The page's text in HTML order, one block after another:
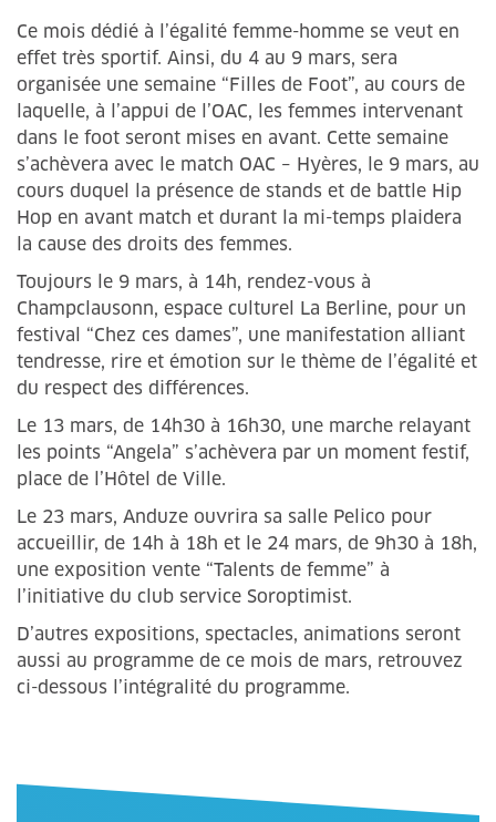
Ce mois dédié à l’égalité femme-homme se veut en
effet très sportif. Ainsi, du 4 au 9 mars, sera
organisée une semaine “Filles de Foot”, au cours de
laquelle, à l’appui de l’OAC, les femmes intervenant
dans le foot seront mises en avant. Cette semaine
s’achèvera avec le match OAC – Hyères, le 9 mars, au
cours duquel la présence de stands et de battle Hip
Hop en avant match et durant la mi-temps plaidera
la cause des droits des femmes.
Toujours le 9 mars, à 14h, rendez-vous à
Champclausonn, espace culturel La Berline, pour un
festival “Chez ces dames”, une manifestation alliant
tendresse, rire et émotion sur le thème de l’égalité et
du respect des différences.
Le 13 mars, de 14h30 à 16h30, une marche relayant
les points “Angela” s’achèvera par un moment festif,
place de l’Hôtel de Ville.
Le 23 mars, Anduze ouvrira sa salle Pelico pour
accueillir, de 14h à 18h et le 24 mars, de 9h30 à 18h,
une exposition vente “Talents de femme” à
l’initiative du club service Soroptimist.
D’autres expositions, spectacles, animations seront
aussi au programme de ce mois de mars, retrouvez
ci-dessous l’intégralité du programme.